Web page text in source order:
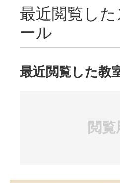
最近閲覧し
ール
最近閲覧した教
閲